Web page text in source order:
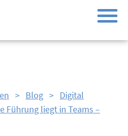
> Blog > Digital
Führung liegt in Teams –